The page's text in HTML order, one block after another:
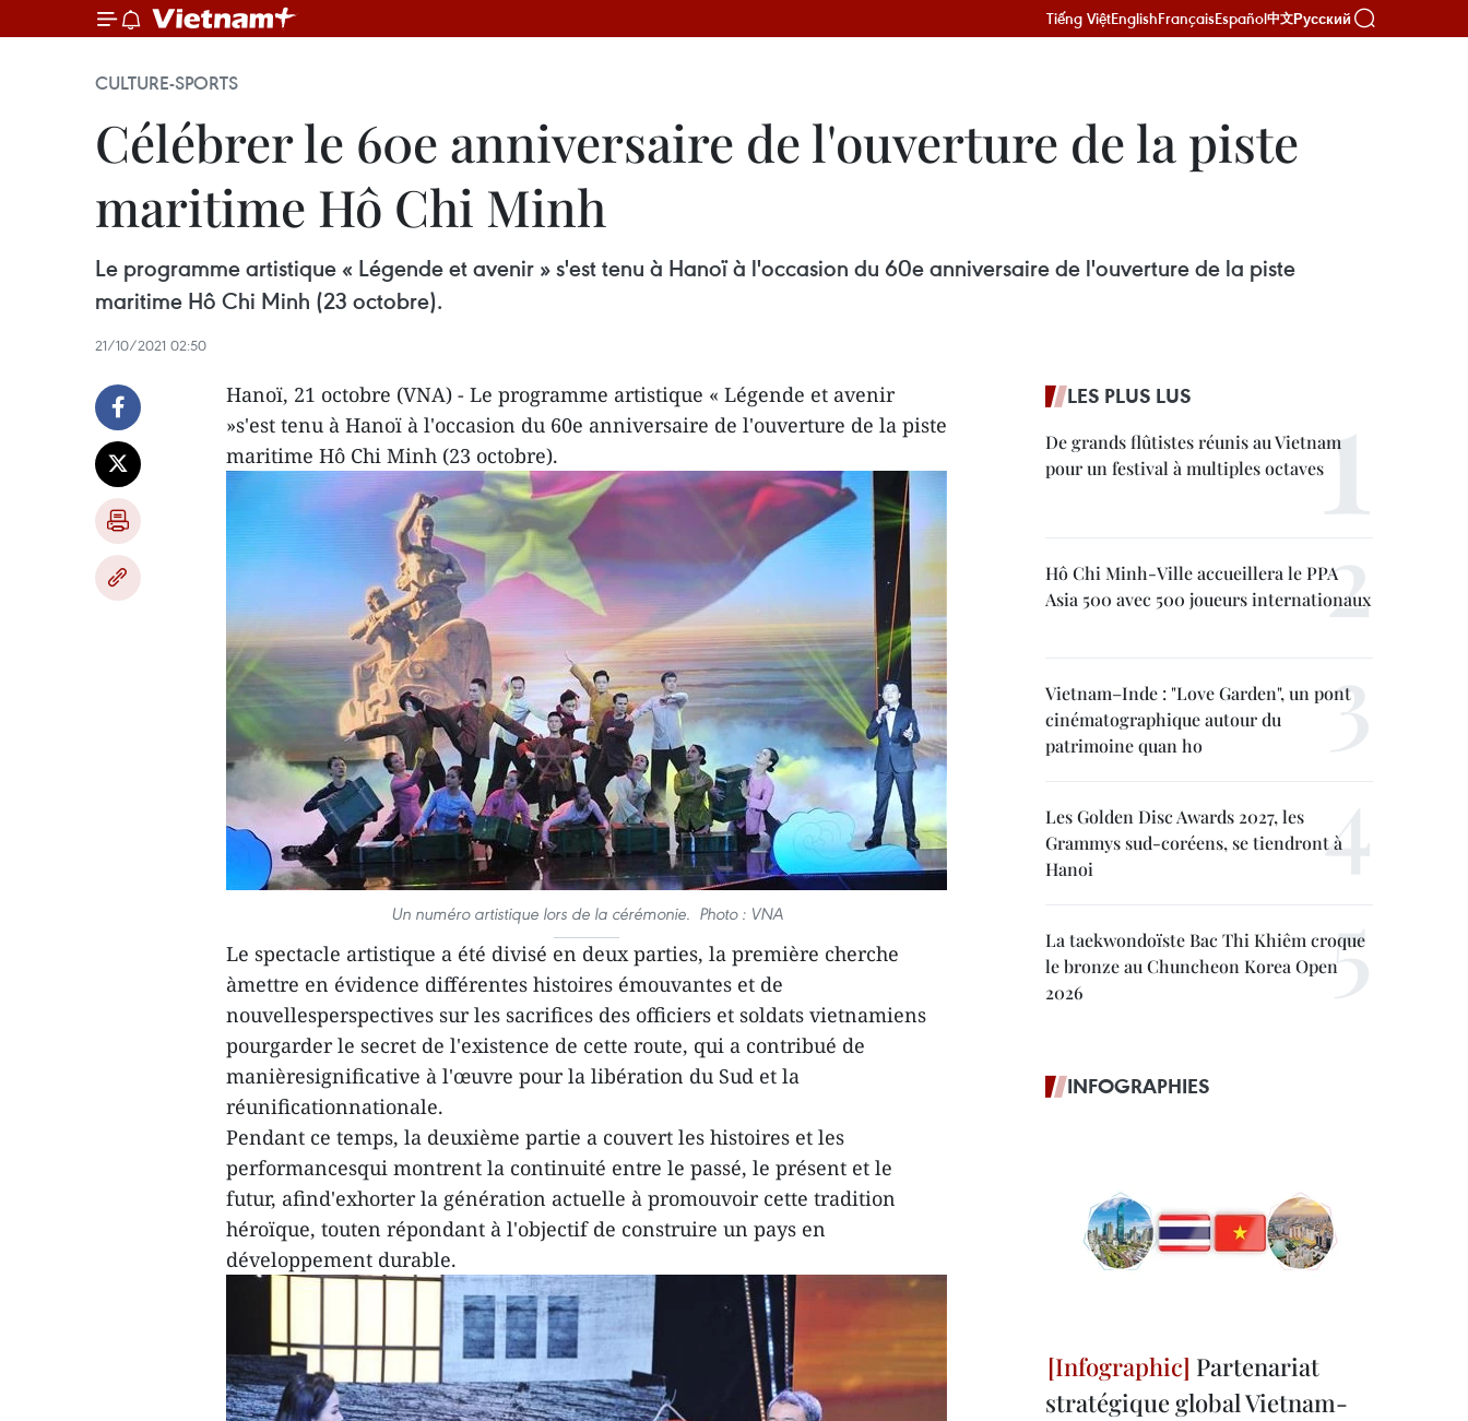
Tiếng ViệtEnglishFrançaisEspañol中文Русский
CULTURE-SPORTS
Célébrer le 60e anniversaire de l'ouverture de la piste
maritime Hô Chi Minh
Le programme artistique « Légende et avenir » s'est tenu à Hanoï à l'occasion du 60e anniversaire de l'ouverture de la piste
maritime Hô Chi Minh (23 octobre).
21/10/2021 02:50
Hanoï, 21 octobre (VNA) - Le programme artistique « Légende et avenir
»s'est tenu à Hanoï à l'occasion du 60e anniversaire de l'ouverture de la piste
maritime Hô Chi Minh (23 octobre).
Un numéro artistique lors de la cérémonie. Photo : VNA
Le spectacle artistique a été divisé en deux parties, la première cherche
àmettre en évidence différentes histoires émouvantes et de
nouvellesperspectives sur les sacrifices des officiers et soldats vietnamiens
pourgarder le secret de l'existence de cette route, qui a contribué de
manièresignificative à l'œuvre pour la libération du Sud et la
réunificationnationale.
Pendant ce temps, la deuxième partie a couvert les histoires et les
performancesqui montrent la continuité entre le passé, le présent et le
futur, afind'exhorter la génération actuelle à promouvoir cette tradition
héroïque, touten répondant à l'objectif de construire un pays en
développement durable.
LES PLUS LUS
De grands flûtistes réunis au Vietnam
pour un festival à multiples octaves
Hô Chi Minh-Ville accueillera le PPA
Asia 500 avec 500 joueurs internationaux
Vietnam–Inde : "Love Garden", un pont
cinématographique autour du
patrimoine quan ho
Les Golden Disc Awards 2027, les
Grammys sud-coréens, se tiendront à
Hanoi
La taekwondoïste Bac Thi Khiêm croque
le bronze au Chuncheon Korea Open
2026
INFOGRAPHIES
Partenariat
stratégique global Vietnam-